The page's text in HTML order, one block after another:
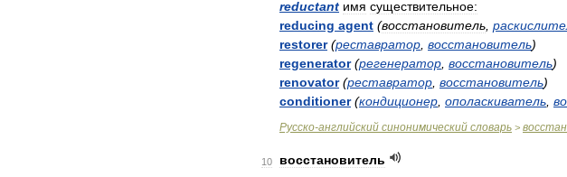
reductant имя существительное:
reducing agent (восстановитель
restorer (реставратор восстановитель)
regenerator (регенератор восстановитель)
renovator (реставратор восстановитель)
conditioner (кондиционер ополаскиватель
Русско-английский синонимический словарь >
10
восстановитель